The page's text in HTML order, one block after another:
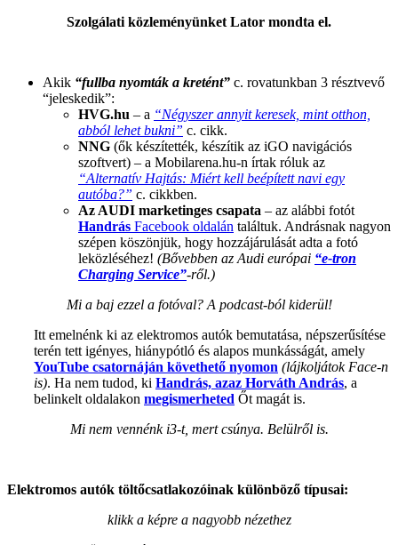
Szolgálati közleményünket Lator mondta el.
Akik “fullba nyomták a kretént” c. rovatunkban 3 résztvevő
“jeleskedik”:
HVG.hu – a “Négyszer annyit keresek, mint otthon,
abból lehet bukni” c. cikk.
NNG (ők készítették, készítik az iGO navigációs
szoftvert) – a Mobilarena.hu-n írtak róluk az
“Alternatív Hajtás: Miért kell beépített navi egy
autóba?” c. cikkben.
Az AUDI marketinges csapata – az alábbi fotót
Handrás Facebook oldalán találtuk. Andrásnak nagyon
szépen köszönjük, hogy hozzájárulását adta a fotó
leközléséhez! (Bővebben az Audi európai “e-tron
Charging Service”-ről.)
Mi a baj ezzel a fotóval? A podcast-ból kiderül!
Itt emelnénk ki az elektromos autók bemutatása, népszerűsítése
terén tett igényes, hiánypótló és alapos munkásságát, amely
YouTube csatornáján követhető nyomon (lájkoljátok Face-n
is). Ha nem tudod, ki Handrás, azaz Horváth András, a
belinkelt oldalakon megismerheted Őt magát is.
Mi nem vennénk i3-t, mert csúnya. Belülről is.
Elektromos autók töltőcsatlakozóinak különböző típusai:
klikk a képre a nagyobb nézethez